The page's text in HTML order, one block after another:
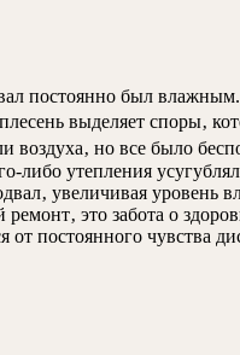
постоянно был
выделяет споры‚
но все было
либо утепления
увеличивая уровень
это забота о
от постоянного чувства